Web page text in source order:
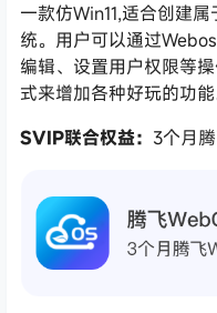
一款仿Win11,适合创建
统。用户可以通过
编辑、设置用户权限等
式来增加各种好玩的功能
SVIP联合权益： 3个月